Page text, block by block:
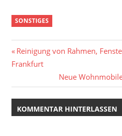
SONSTIGES
Vorheriger
Beitrag:
Reinigung von Rahmen,
Frankfurt
Nächster
Beitrag:
Neue
KOMMENTAR HINTERLASSEN